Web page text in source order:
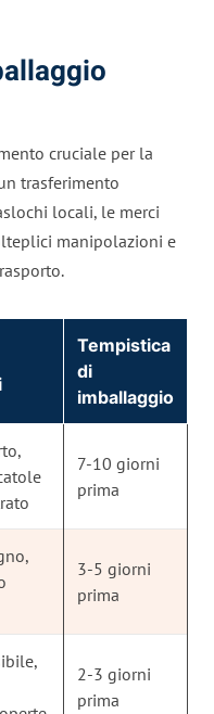
cruciale per la
trasferimento
locali, le merci
manipolazioni e
Tempistica
di
imballaggio
7-10 giorni
prima
3-5 giorni
prima
2-3 giorni
prima